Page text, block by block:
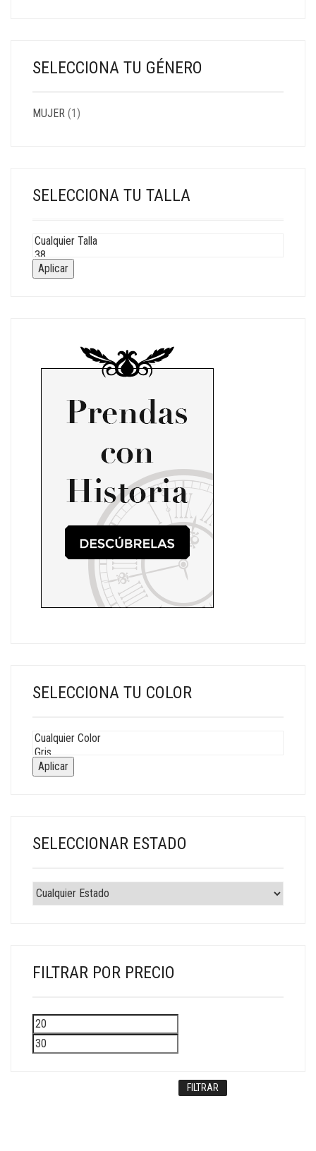
SELECCIONA TU GÉNERO
MUJER (1)
SELECCIONA TU TALLA
Aplicar
SELECCIONA TU COLOR
Aplicar
SELECCIONAR ESTADO
FILTRAR POR PRECIO
Precio
mínimo
máximo
FILTRAR